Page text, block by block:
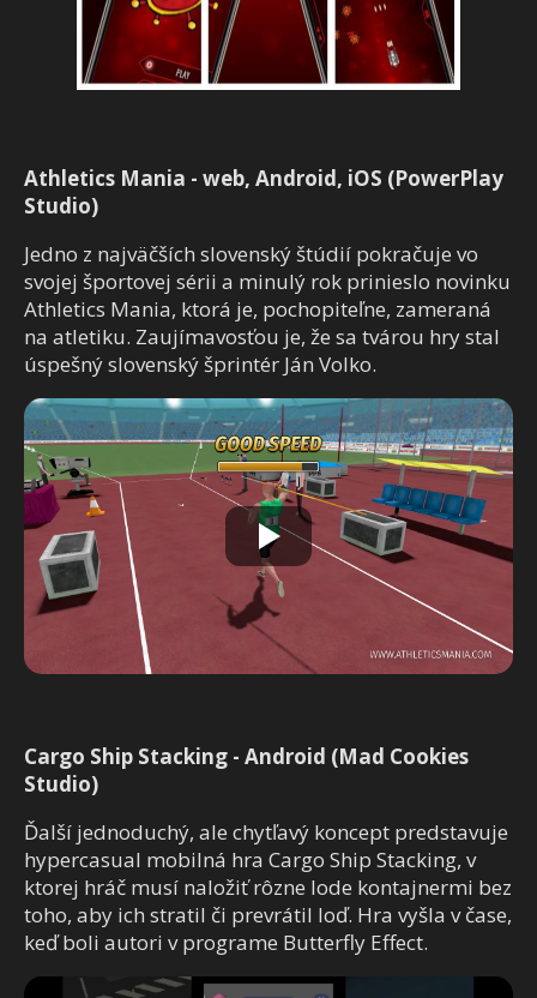
Athletics Mania - web, Android, iOS (PowerPlay
Studio)
Jedno z najväčších slovenský štúdií pokračuje vo
svojej športovej sérii a minulý rok prinieslo novinku
Athletics Mania, ktorá je, pochopiteľne, zameraná
na atletiku. Zaujímavosťou je, že sa tvárou hry stal
úspešný slovenský šprintér Ján Volko.
Cargo Ship Stacking - Android (Mad Cookies
Studio)
Ďalší jednoduchý, ale chytľavý koncept predstavuje
hypercasual mobilná hra Cargo Ship Stacking, v
ktorej hráč musí naložiť rôzne lode kontajnermi bez
toho, aby ich stratil či prevrátil loď. Hra vyšla v čase,
keď boli autori v programe Butterfly Effect.